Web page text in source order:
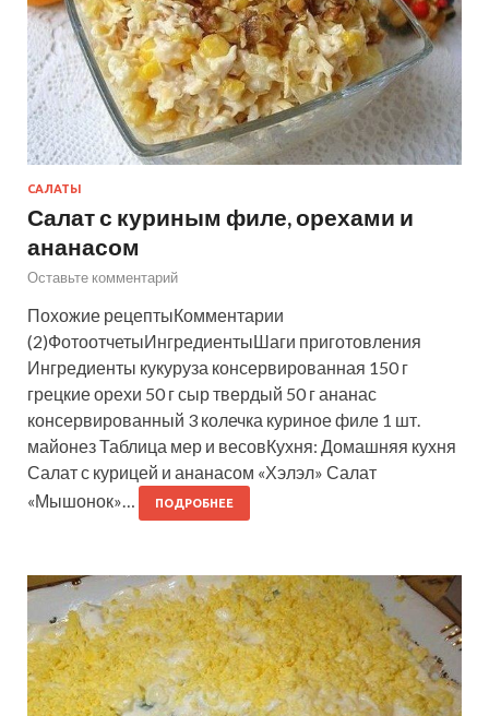
САЛАТЫ
Салат с куриным филе, орехами и
ананасом
Оставьте комментарий
Похожие рецептыКомментарии
(2)ФотоотчетыИнгредиентыШаги приготовления
Ингредиенты кукуруза консервированная 150 г
грецкие орехи 50 г сыр твердый 50 г ананас
консервированный 3 колечка куриное филе 1 шт.
майонез Таблица мер и весовКухня: Домашняя кухня
Салат с курицей и ананасом «Хэлэл» Салат
«Мышонок»…
ПОДРОБНЕЕ